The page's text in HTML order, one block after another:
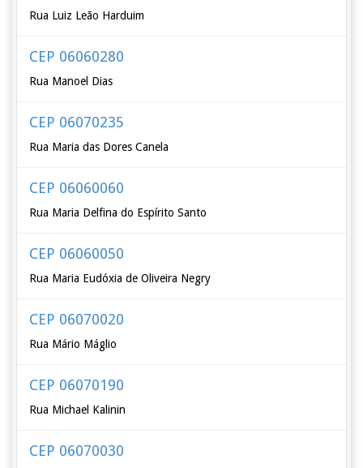
Rua Luiz Leão Harduim
CEP 06060280
Rua Manoel Dias
CEP 06070235
Rua Maria das Dores Canela
CEP 06060060
Rua Maria Delfina do Espírito Santo
CEP 06060050
Rua Maria Eudóxia de Oliveira Negry
CEP 06070020
Rua Mário Máglio
CEP 06070190
Rua Michael Kalinin
CEP 06070030